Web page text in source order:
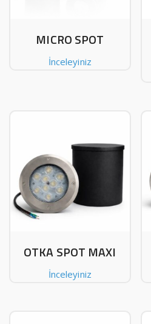
MICRO SPOT
İnceleyiniz
OTKA SPOT MAXI
İnceleyiniz